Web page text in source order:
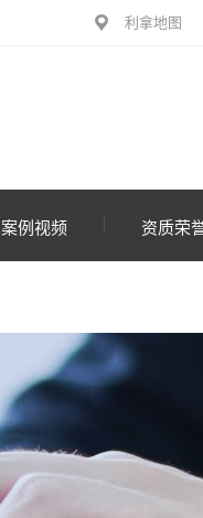
利拿地图
案例视频 资质荣